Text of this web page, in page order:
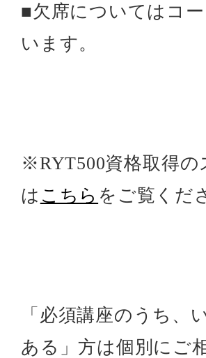
■欠席についてはコ
います。
※RYT500資格取得
は こちら をご覧くだ
「必須講座のうち、
ある」方は個別にご